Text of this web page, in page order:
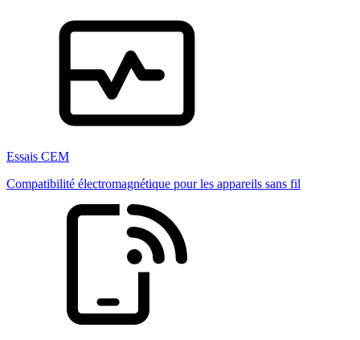
Essais CEM
Compatibilité électromagnétique pour les appareils sans fil